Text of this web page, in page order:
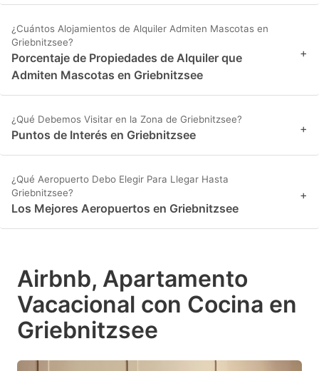
¿Cuántos Alojamientos de Alquiler Admiten Mascotas en
Griebnitzsee?
Porcentaje de Propiedades de Alquiler que
Admiten Mascotas en Griebnitzsee
+
¿Qué Debemos Visitar en la Zona de Griebnitzsee?
Puntos de Interés en Griebnitzsee +
¿Qué Aeropuerto Debo Elegir Para Llegar Hasta
Griebnitzsee?
Los Mejores Aeropuertos en Griebnitzsee
+
Airbnb, Apartamento
Vacacional con Cocina en
Griebnitzsee